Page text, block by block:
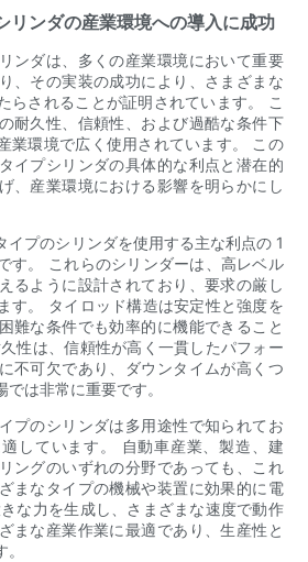
リンダの産業環境への導入に成功
ンダは、多くの産業環境において重要
、その実装の成功により、さまざまな
らされることが証明されています。 こ
耐久性、信頼性、および過酷な条件下
業環境で広く使用されています。 この
イプシリンダの具体的な利点と潜在的
、産業環境における影響を明らかにし
イプのシリンダを使用する主な利点の 1
す。 これらのシリンダーは、高レベル
るように設計されており、要求の厳し
す。 タイロッド構造は安定性と強度を
難な条件でも効率的に機能できること
性は、信頼性が高く一貫したパフォー
不可欠であり、ダウンタイムが高くつ
は非常に重要です。
プのシリンダは多用途性で知られてお
しています。 自動車産業、製造、建
ングのいずれの分野であっても、これ
まなタイプの機械や装置に効果的に電
な力を生成し、さまざまな速度で動作
まな産業作業に最適であり、生産性と